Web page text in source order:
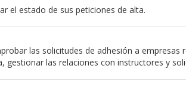
el estado de sus peticiones de alta.
las solicitudes de adhesión a
gestionar las relaciones con instructores y